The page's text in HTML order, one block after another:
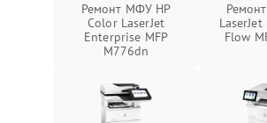
Ремонт МФУ HP
Color LaserJet
Enterprise MFP
M776dn
Flow